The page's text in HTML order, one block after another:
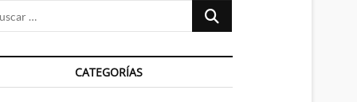
Buscar
CATEGORÍAS